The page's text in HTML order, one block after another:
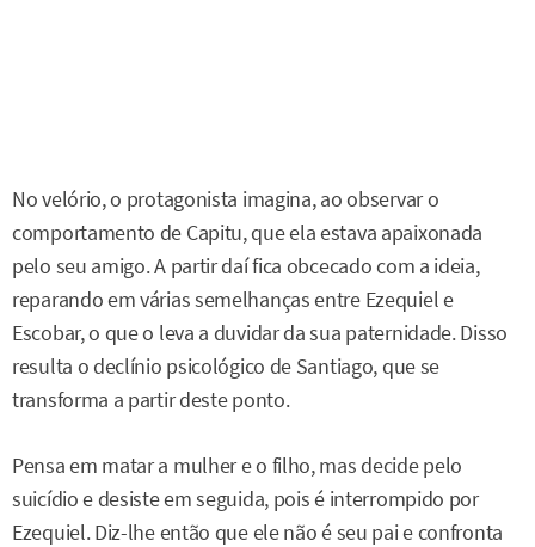
No velório, o protagonista imagina, ao observar o
comportamento de Capitu, que ela estava apaixonada
pelo seu amigo. A partir daí fica obcecado com a ideia,
reparando em várias semelhanças entre Ezequiel e
Escobar, o que o leva a duvidar da sua paternidade. Disso
resulta o declínio psicológico de Santiago, que se
transforma a partir deste ponto.
Pensa em matar a mulher e o filho, mas decide pelo
suicídio e desiste em seguida, pois é interrompido por
Ezequiel. Diz-lhe então que ele não é seu pai e confronta